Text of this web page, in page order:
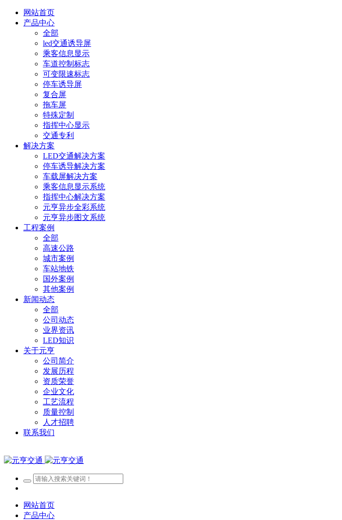
网站首页
产品中心
全部
led交通诱导屏
乘客信息显示
车道控制标志
可变限速标志
停车诱导屏
复合屏
拖车屏
特殊定制
指挥中心显示
交通专利
解决方案
LED交通解决方案
停车诱导解决方案
车载屏解决方案
乘客信息显示系统
指挥中心解决方案
元亨异步全彩系统
元亨异步图文系统
工程案例
全部
高速公路
城市案例
车站地铁
国外案例
其他案例
新闻动态
全部
公司动态
业界资讯
LED知识
关于元亨
公司简介
发展历程
资质荣誉
企业文化
工艺流程
质量控制
人才招聘
联系我们
网站首页
产品中心